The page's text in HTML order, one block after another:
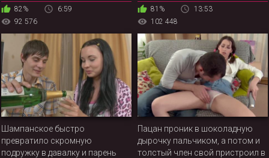
интригующим продолжением
82%
6:59
92 576
русская красавица занялась с
чуваком сексом до оргазма
81%
13:53
102 448
Шампанское быстро
превратило скромную
подружку в давалку и парень
Пацан проник в шоколадную
дырочку пальчиком, а потом и
толстый член свой пристроил в